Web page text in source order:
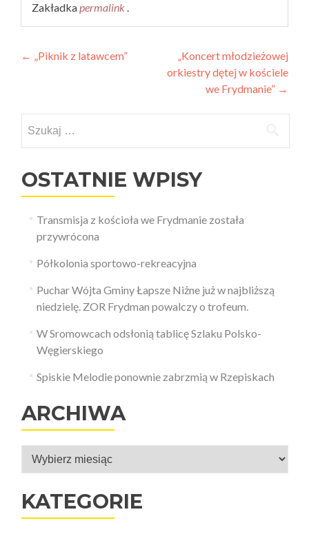
Zakładkapermalink .
Zobacz
← „Piknik z latawcem”
„Koncert młodzieżowej
orkiestry dętej w kościele
we Frydmanie” →
OSTATNIE WPISY
Transmisja z kościoła we Frydmanie została
przywrócona
Półkolonia sportowo-rekreacyjna
Puchar Wójta Gminy Łapsze Niżne już w najbliższą
niedzielę. ZOR Frydman powalczy o trofeum.
W Sromowcach odsłonią tablicę Szlaku Polsko-
Węgierskiego
Spiskie Melodie ponownie zabrzmią w Rzepiskach
ARCHIWA
Archiwa
KATEGORIE